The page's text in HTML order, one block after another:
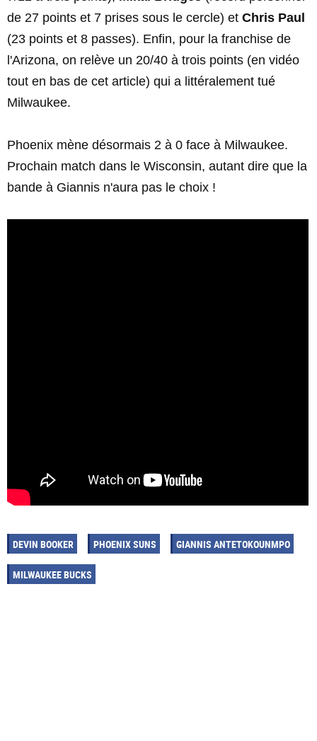
de 27 points et 7 prises sous le cercle) et Chris Paul
(23 points et 8 passes). Enfin, pour la franchise de
l'Arizona, on relève un 20/40 à trois points (en vidéo
tout en bas de cet article) qui a littéralement tué
Milwaukee.
Phoenix mène désormais 2 à 0 face à Milwaukee.
Prochain match dans le Wisconsin, autant dire que la
bande à Giannis n'aura pas le choix !
DEVIN BOOKER PHOENIX SUNS GIANNIS ANTETOKOUNMPO
MILWAUKEE BUCKS